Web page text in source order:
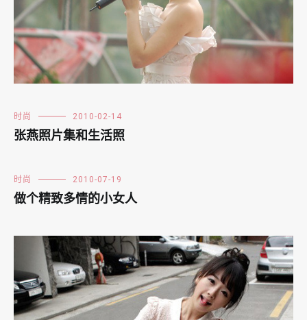
时尚 2010-02-14
张燕照片集和生活照
时尚 2010-07-19
做个精致多情的小女人